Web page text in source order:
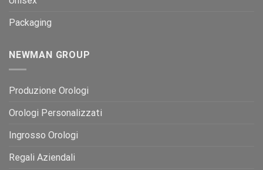
Packaging
NEWMAN GROUP
Produzione Orologi
Orologi Personalizzati
Ingrosso Orologi
Regali Aziendali